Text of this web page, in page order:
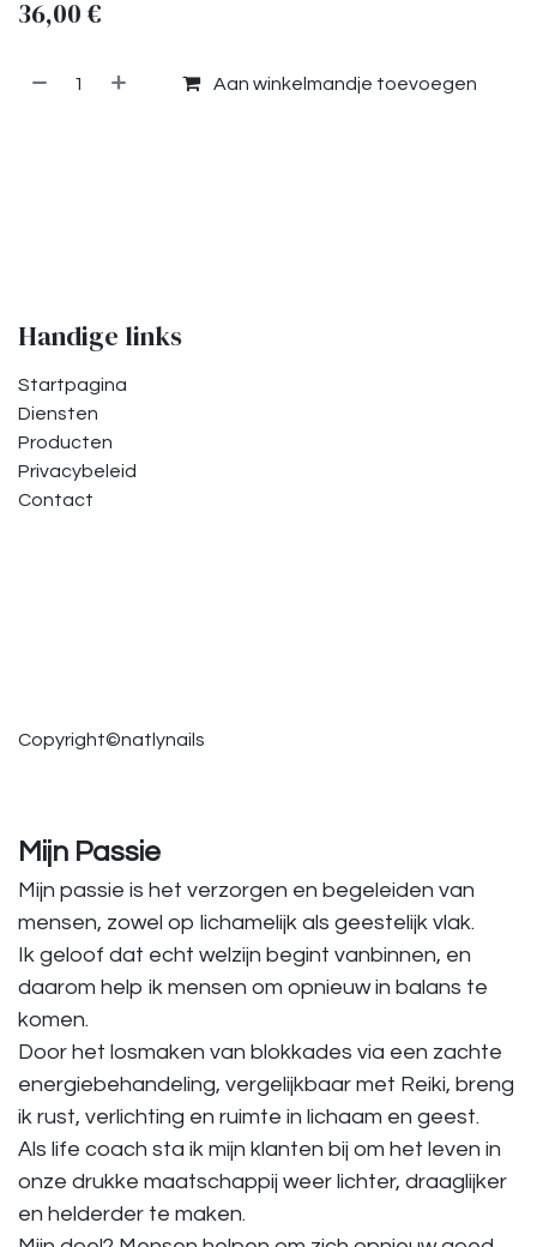
36,00 €
Aan winkelmandje toevoegen
Handige links
Startpagina
Diensten
Producten
Privacybeleid
Contact
Copyright©natlynails
Mijn Passie
Mijn passie is het verzorgen en begeleiden van
mensen, zowel op lichamelijk als geestelijk vlak.
Ik geloof dat echt welzijn begint vanbinnen, en
daarom help ik mensen om opnieuw in balans te
komen.
Door het losmaken van blokkades via een zachte
energiebehandeling, vergelijkbaar met Reiki, breng
ik rust, verlichting en ruimte in lichaam en geest.
Als life coach sta ik mijn klanten bij om het leven in
onze drukke maatschappij weer lichter, draaglijker
en helderder te maken.